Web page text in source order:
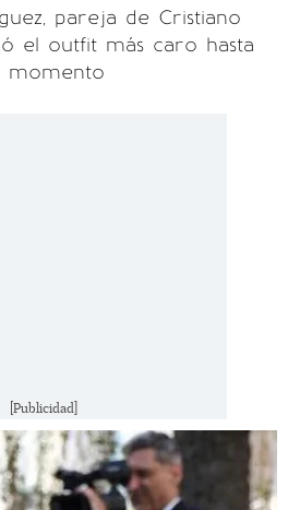
pareja de Cristiano
el outfit más caro hasta
momento
[Publicidad]